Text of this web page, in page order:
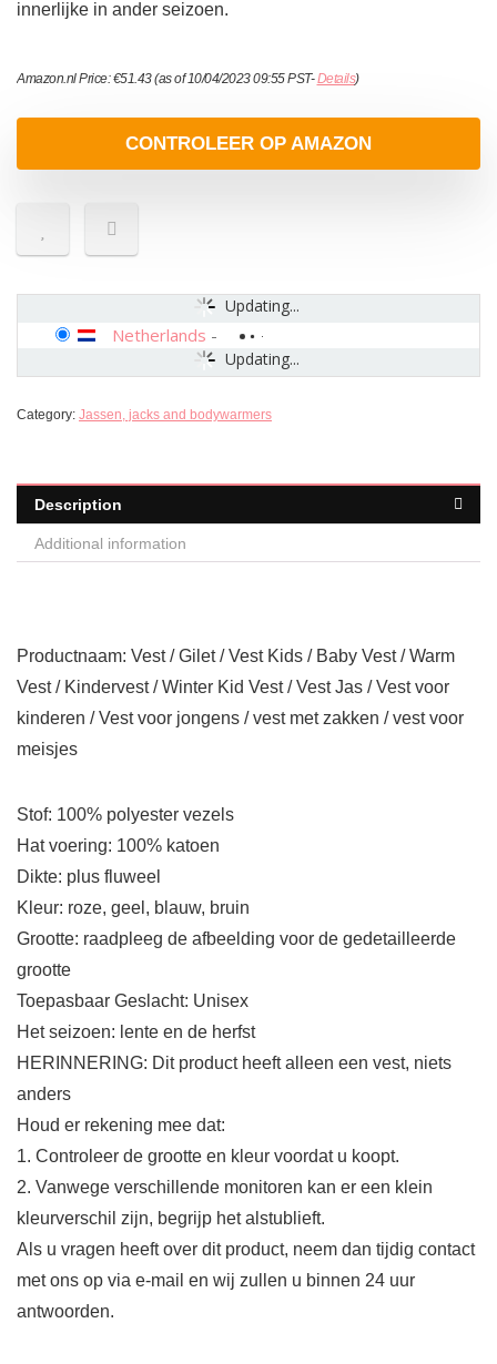
innerlijke in ander seizoen.
Amazon.nl Price:€51.43(as of 10/04/2023 09:55 PST-Details)
CONTROLEER OP AMAZON
Updating...
Updating...
Netherlands -
Category: Jassen, jacks and bodywarmers
Description
Additional information
Productnaam: Vest / Gilet / Vest Kids / Baby Vest / Warm
Vest / Kindervest / Winter Kid Vest / Vest Jas / Vest voor
kinderen / Vest voor jongens / vest met zakken / vest voor
meisjes
Stof: 100% polyester vezels
Hat voering: 100% katoen
Dikte: plus fluweel
Kleur: roze, geel, blauw, bruin
Grootte: raadpleeg de afbeelding voor de gedetailleerde
grootte
Toepasbaar Geslacht: Unisex
Het seizoen: lente en de herfst
HERINNERING: Dit product heeft alleen een vest, niets
anders
Houd er rekening mee dat:
1. Controleer de grootte en kleur voordat u koopt.
2. Vanwege verschillende monitoren kan er een klein
kleurverschil zijn, begrijp het alstublieft.
Als u vragen heeft over dit product, neem dan tijdig contact
met ons op via e-mail en wij zullen u binnen 24 uur
antwoorden.